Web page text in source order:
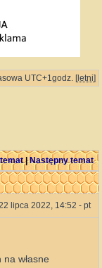
UTC+1godz. [letni]
|Następny temat
lipca 2022, 14:52 - pt
własne